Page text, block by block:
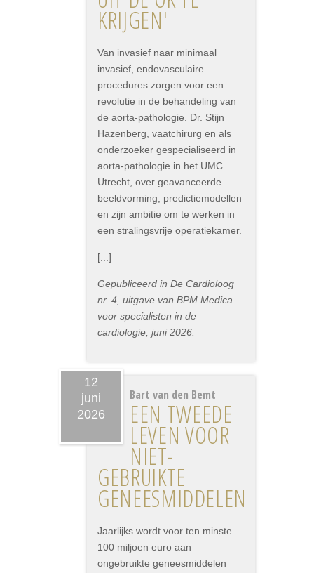
KRIJGEN'
Van invasief naar minimaal
invasief, endovasculaire
procedures zorgen voor een
revolutie in de behandeling van
de aorta-pathologie. Dr. Stijn
Hazenberg, vaatchirurg en als
onderzoeker gespecialiseerd in
aorta-pathologie in het UMC
Utrecht, over geavanceerde
beeldvorming, predictiemodellen
en zijn ambitie om te werken in
een stralingsvrije operatiekamer.
[...]
Gepubliceerd in De Cardioloog
nr. 4, uitgave van BPM Medica
voor specialisten in de
cardiologie, juni 2026.
12
juni
2026
Bart van den Bemt
EEN TWEEDE
LEVEN VOOR
NIET-
GEBRUIKTE
GENEESMIDDELEN
Jaarlijks wordt voor ten minste
100 miljoen euro aan
ongebruikte geneesmiddelen